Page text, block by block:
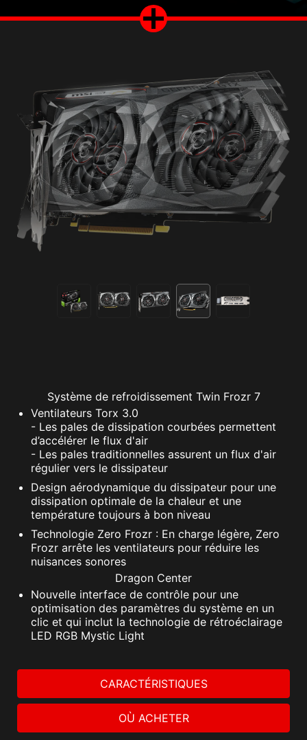
Système de refroidissement Twin Frozr 7
Ventilateurs Torx 3.0
- Les pales de dissipation courbées permettent
d’accélérer le flux d'air
- Les pales traditionnelles assurent un flux d'air
régulier vers le dissipateur
Design aérodynamique du dissipateur pour une
dissipation optimale de la chaleur et une
température toujours à bon niveau
Technologie Zero Frozr : En charge légère, Zero
Frozr arrête les ventilateurs pour réduire les
nuisances sonores
Dragon Center
Nouvelle interface de contrôle pour une
optimisation des paramètres du système en un
clic et qui inclut la technologie de rétroéclairage
LED RGB Mystic Light
CARACTÉRISTIQUES
OÙ ACHETER